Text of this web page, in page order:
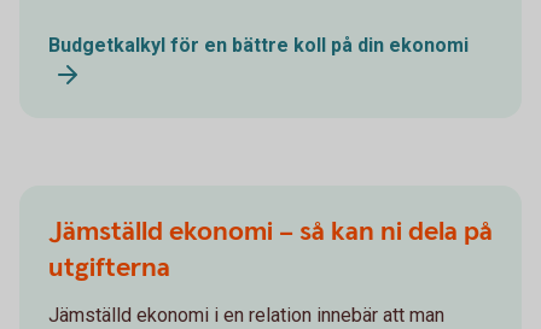
Budgetkalkyl för en bättre koll på din ekonomi
Jämställd ekonomi – så kan ni dela på
utgifterna
Jämställd ekonomi i en relation innebär att man